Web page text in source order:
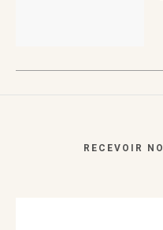
RECEVOIR